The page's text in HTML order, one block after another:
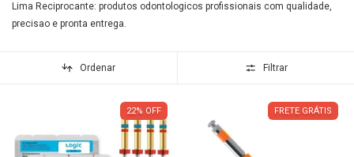
Lima Reciprocante: produtos odontologicos profissionais com qualidade,
precisao e pronta entrega.
Ordenar Filtrar
22% OFF FRETE GRÁTIS